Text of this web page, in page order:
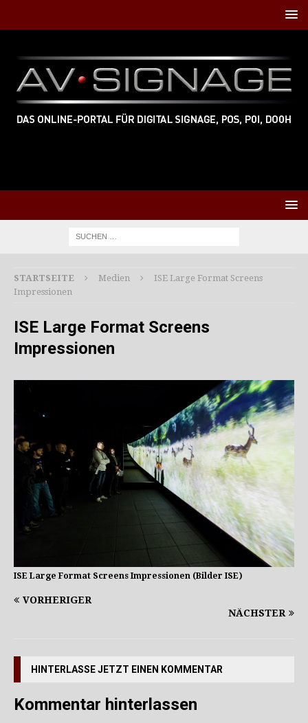
STARTSEITE Medien
ISE Large Format Screens
Impressionen
ISE Large Format Screens
Impressionen
ISE Large Format Screens Impressionen (Bilder ISE)
VORHERIGER
NÄCHSTER
HINTERLASSE JETZT EINEN KOMMENTAR
Kommentar hinterlassen